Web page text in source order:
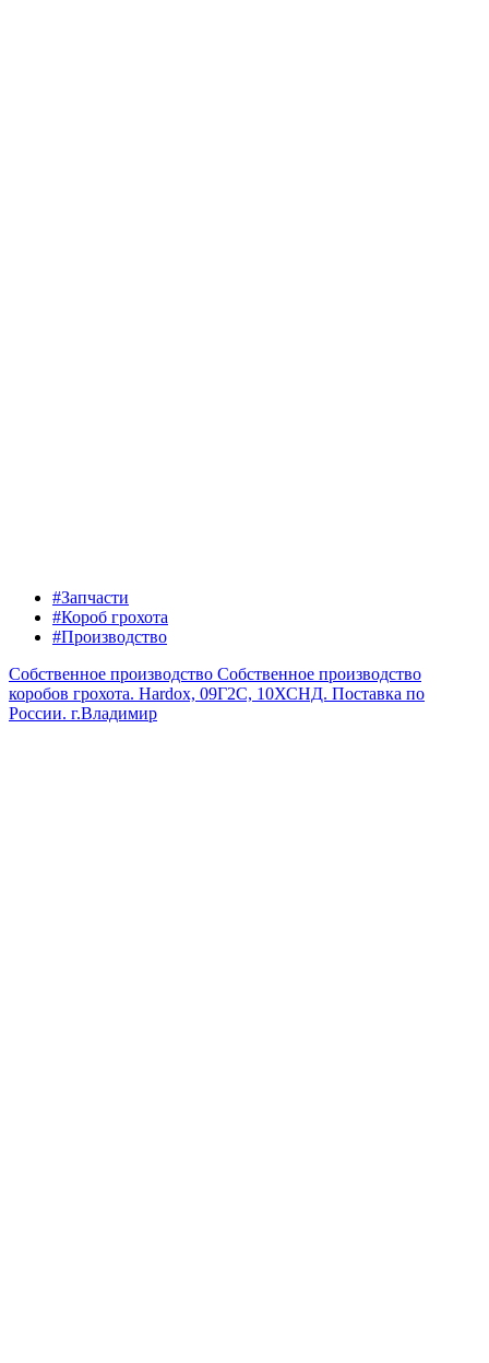
#Запчасти
#Короб грохота
#Производство
Собственное производство Собственное производство
коробов грохота. Hardox, 09Г2С, 10ХСНД. Поставка по
России. г.Владимир